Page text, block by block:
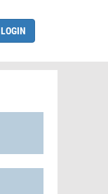
LOGIN